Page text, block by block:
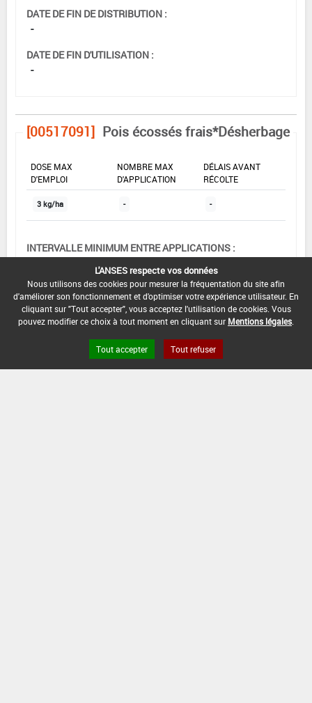
DATE DE FIN DE DISTRIBUTION :
-
DATE DE FIN D'UTILISATION :
-
[00517091] Pois écossés frais*Désherbage
DOSE MAX
D'EMPLOI
NOMBRE MAX
D'APPLICATION
DÉLAIS AVANT
RÉCOLTE
3 kg/ha - -
INTERVALLE MINIMUM ENTRE APPLICATIONS :
DATE DE RETRAIT DE L'USAGE :
07/02/2003
DATE DE FIN D'UTILISATION :
L'ANSES respecte vos données
Nous utilisons des cookies pour mesurer la fréquentation du site afin
d'améliorer son fonctionnement et d'optimiser votre expérience utilisateur. En
cliquant sur "Tout accepter", vous acceptez l'utilisation de cookies. Vous
pouvez modifier ce choix à tout moment en cliquant sur Mentions légales
Tout accepter Tout refuser